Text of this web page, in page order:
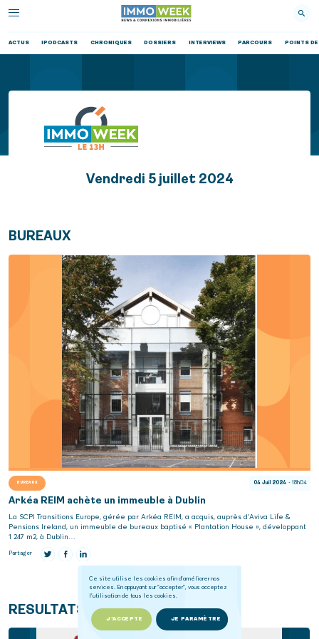
ACTUS IPODCASTS CHRONIQUES DOSSIERS INTERVIEWS PARCOURS POINTS DE
Ce site utilise les cookies afin d'améliorer nos
services. En appuyant sur "accepter", vous acceptez
l'utilisation de tous les cookies.
J'ACCEPTE JE PARAMÈTRE
Vendredi 5 juillet 2024
BUREAUX
BUREAUX 04 Juil 2024 - 18h04
Arkéa REIM achète un immeuble à Dublin
La SCPI Transitions Europe, gérée par Arkéa REIM, a acquis, auprès d’Aviva Life &
Pensions Ireland, un immeuble de bureaux baptisé « Plantation House », développant
1 247 m2, à Dublin…
Partager
RESULTATS